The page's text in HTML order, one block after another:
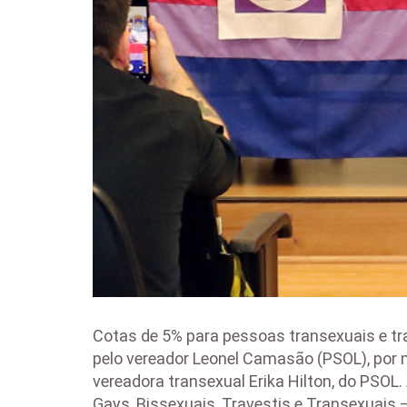
Cotas de 5% para pessoas transexuais e
pelo vereador Leonel Camasão (PSOL),
vereadora transexual Erika Hilton, do